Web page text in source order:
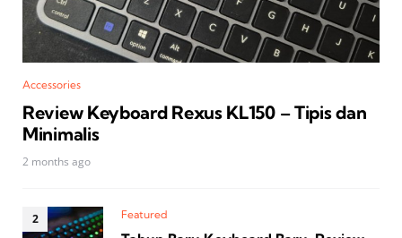
Accessories
Review Keyboard Rexus KL150 – Tipis dan
Minimalis
2 months ago
Featured